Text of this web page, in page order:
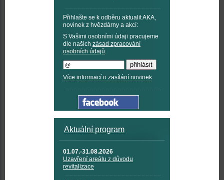
Přihlašte se k odběru aktualit AKA,
novinek z hvězdárny a akcí:
S Vašimi osobními údaji pracujeme
dle našich zásad zpracování
osobních údajů.
Více informací o zasílání novinek
Aktuální program
01.07.-31.08.2026
Uzavření areálu z důvodu
revitalizace